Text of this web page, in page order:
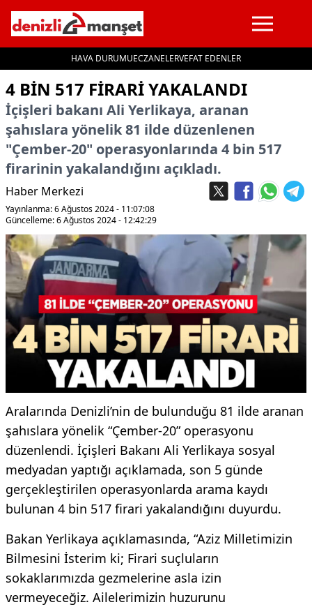
HAVA DURUMUECZANELERVEFAT EDENLER
İçeriğe geç
4 BIN 517 FIRARI YAKALANDI
İçişleri bakanı Ali Yerlikaya, aranan
şahıslara yönelik 81 ilde düzenlenen
"Çember-20" operasyonlarında 4 bin 517
firarinin yakalandığını açıkladı.
Haber Merkezi
Yayınlanma: 6 Ağustos 2024 - 11:07:08
Güncelleme: 6 Ağustos 2024 - 12:42:29
Aralarında Denizli’nin de bulunduğu 81 ilde aranan
şahıslara yönelik “Çember-20” operasyonu
düzenlendi. İçişleri Bakanı Ali Yerlikaya sosyal
medyadan yaptığı açıklamada, son 5 günde
gerçekleştirilen operasyonlarda arama kaydı
bulunan 4 bin 517 firari yakalandığını duyurdu.
Bakan Yerlikaya açıklamasında, “Aziz Milletimizin
Bilmesini İsterim ki; Firari suçluların
sokaklarımızda gezmelerine asla izin
vermeyeceğiz. Ailelerimizin huzurunu